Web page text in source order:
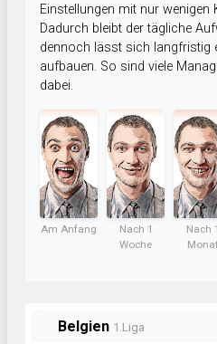
Einstellungen mit nur wenigen
Dadurch bleibt der tägliche
dennoch lässt sich langfristig
aufbauen. So sind viele
dabei.
Am Anfang
Nach 1
Woche
Nach 1
Monat
Belgien 1.Liga